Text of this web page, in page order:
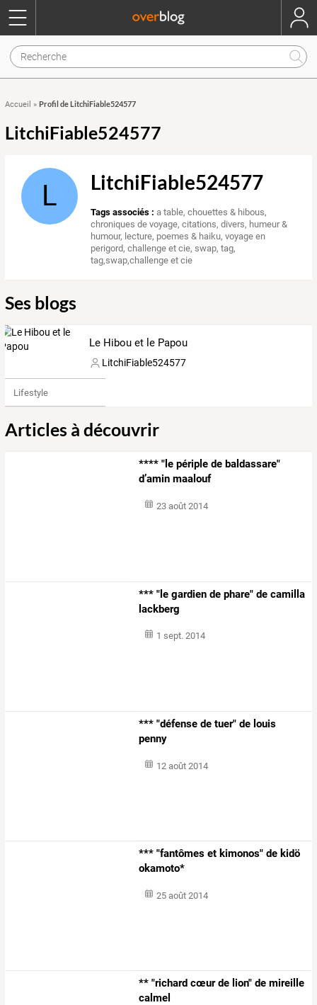
Accueil » Profil de LitchiFiable524577
LitchiFiable524577
L LitchiFiable524577
Tags associés : a table,chouettes & hibous,
chroniques de voyage,citations,divers, humeur &
humour, lecture, poemes & haiku,voyage en
perigord,challenge et cie,swap,tag,
tag,swap,challenge et cie
Ses blogs
Le Hibou et le Papou
LitchiFiable524577
Lifestyle
Articles à découvrir
**** "le périple de baldassare"
d’amin maalouf
23 août 2014
*** "le gardien de phare" de camilla
lackberg
1 sept. 2014
*** "défense de tuer" de louis
penny
12 août 2014
*** "fantômes et kimonos" de kidö
okamoto*
25 août 2014
** "richard cœur de lion" de mireille
calmel